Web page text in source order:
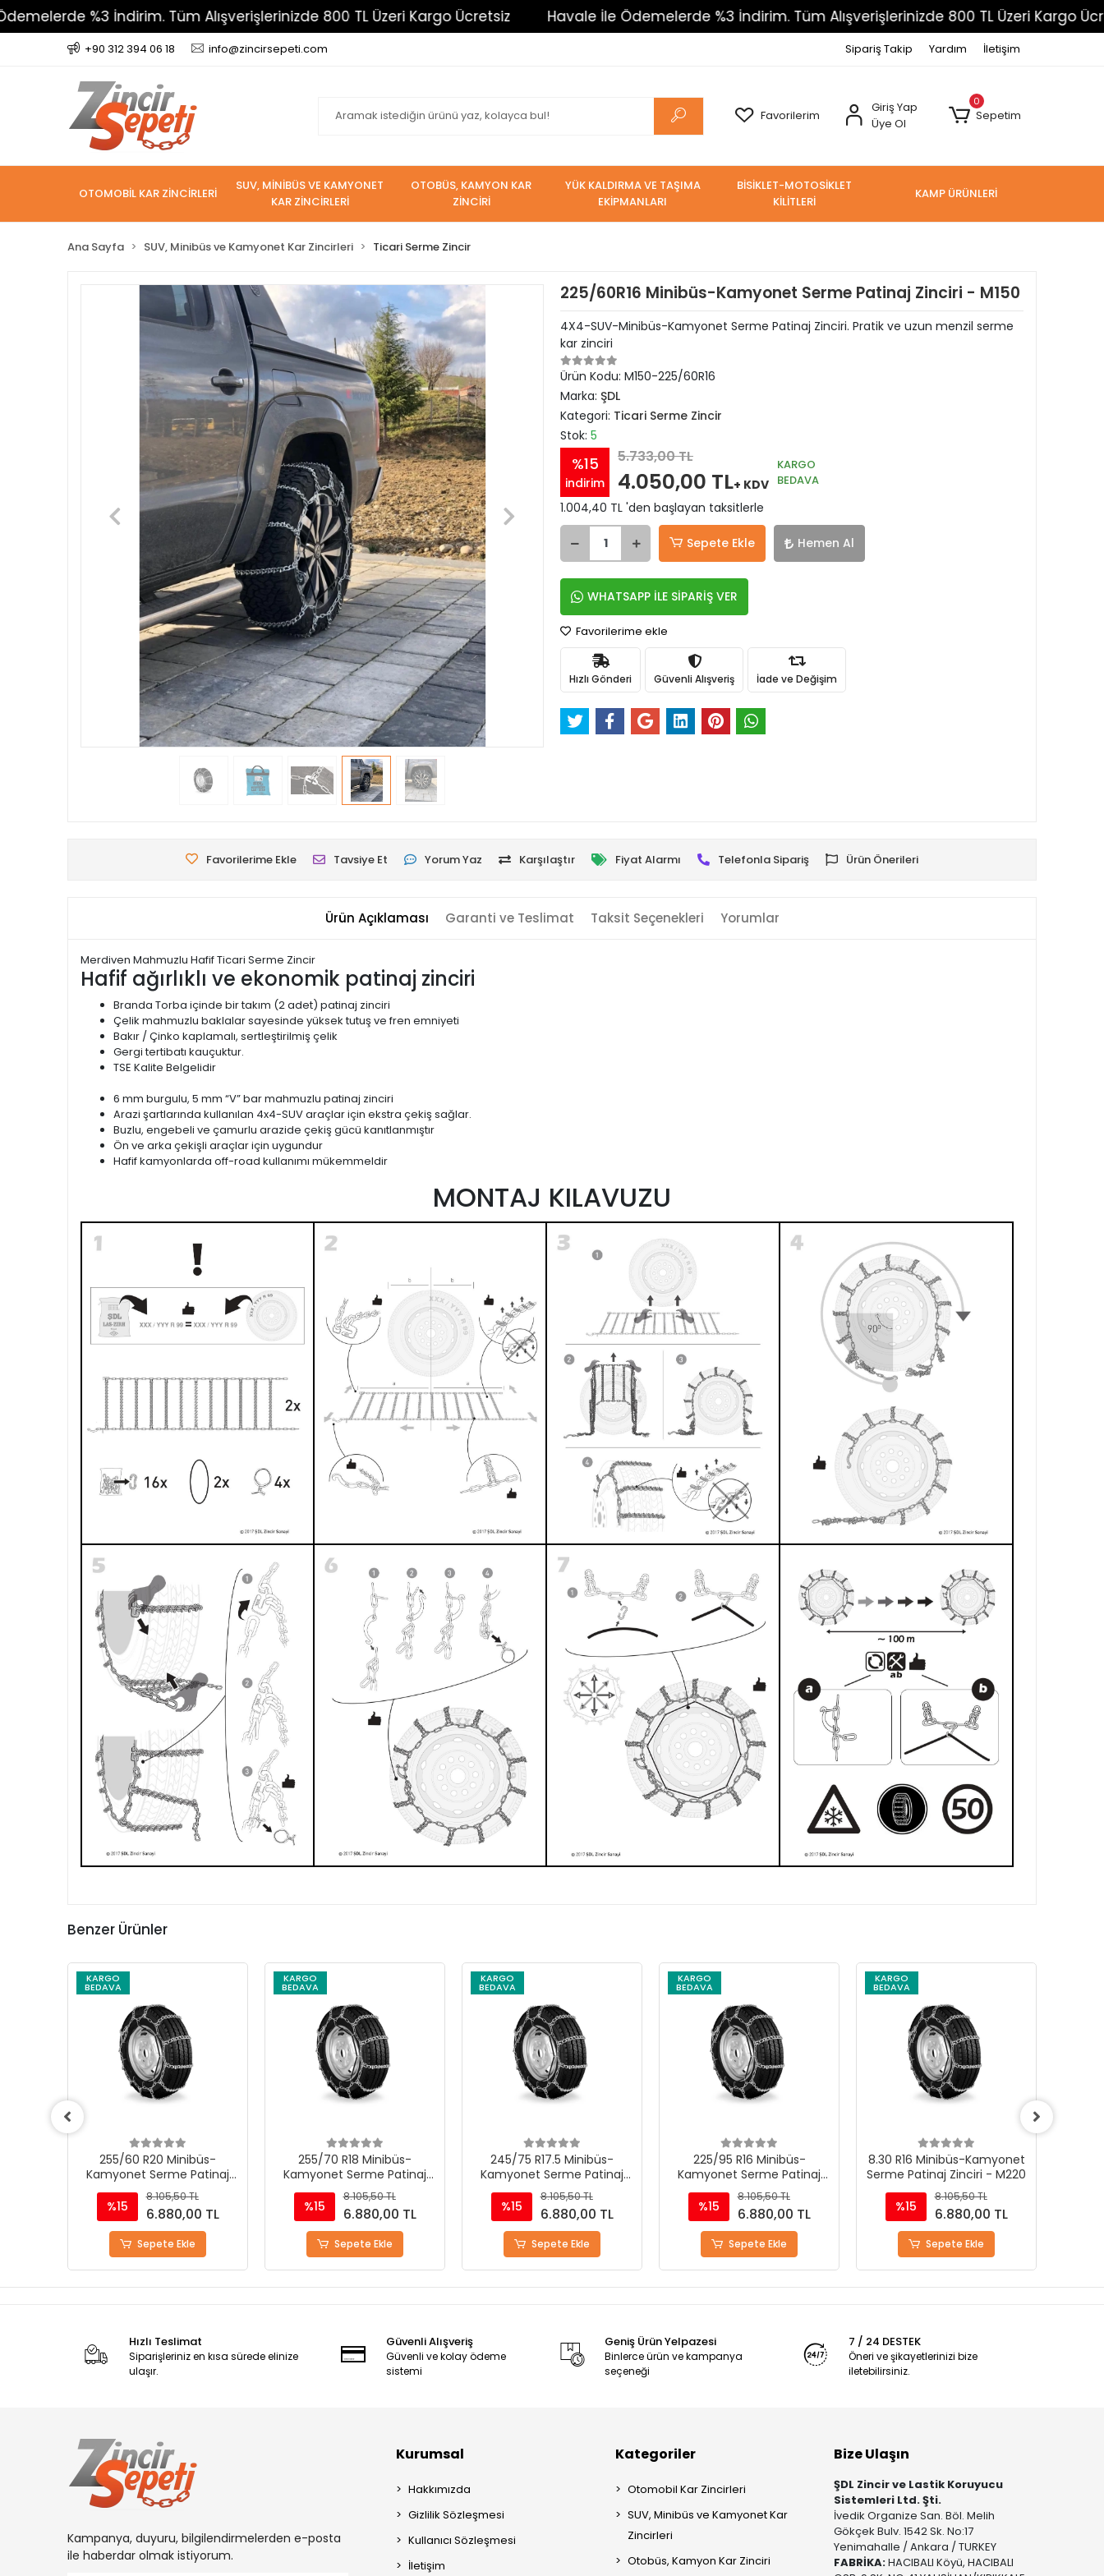
%3 İndirim. Tüm Alışverişlerinizde 800 TL Üzeri Kargo Ücretsiz Havale İle Ödemelerde %3 İndirim. Tüm Alışverişlerinizde 800 TL Üzeri Kargo Ücretsiz
+90 312 394 06 18 info@zincirsepeti.com Sipariş Takip Yardım İletişim
Favorilerim
Giriş Yap
Üye Ol
0
Sepetim
OTOMOBİL KAR ZİNCİRLERİ
SUV, MİNİBÜS VE KAMYONET
KAR ZİNCİRLERİ
OTOBÜS, KAMYON KAR
ZİNCİRİ
YÜK KALDIRMA VE TAŞIMA
EKİPMANLARI
BİSİKLET-MOTOSİKLET
KİLİTLERİ
KAMP ÜRÜNLERİ
Ana Sayfa SUV, Minibüs ve Kamyonet Kar Zincirleri Ticari Serme Zincir
225/60R16 Minibüs-Kamyonet Serme Patinaj Zinciri - M150
4X4-SUV-Minibüs-Kamyonet Serme Patinaj Zinciri. Pratik ve uzun menzil serme
kar zinciri
Ürün Kodu: M150-225/60R16
Marka: ŞDL
Kategori: Ticari Serme Zincir
Stok: 5
%15
indirim
5.733,00 TL
4.050,00 TL+ KDV
KARGO
BEDAVA
1.004,40 TL 'den başlayan taksitlerle
Sepete Ekle Hemen Al
WHATSAPP İLE SİPARİŞ VER
Favorilerime ekle
Hızlı Gönderi Güvenli Alışveriş İade ve Değişim
Favorilerime Ekle Tavsiye Et Yorum Yaz Karşılaştır Fiyat Alarmı Telefonla Sipariş Ürün Önerileri
Ürün Açıklaması Garanti ve Teslimat Taksit Seçenekleri Yorumlar
Merdiven Mahmuzlu Hafif Ticari Serme Zincir
Hafif ağırlıklı ve ekonomik patinaj zinciri
Branda Torba içinde bir takım (2 adet) patinaj zinciri
Çelik mahmuzlu baklalar sayesinde yüksek tutuş ve fren emniyeti
Bakır / Çinko kaplamalı, sertleştirilmiş çelik
Gergi tertibatı kauçuktur.
TSE Kalite Belgelidir
6 mm burgulu, 5 mm “V” bar mahmuzlu patinaj zinciri
Arazi şartlarında kullanılan 4x4-SUV araçlar için ekstra çekiş sağlar.
Buzlu, engebeli ve çamurlu arazide çekiş gücü kanıtlanmıştır
Ön ve arka çekişli araçlar için uygundur
Hafif kamyonlarda off-road kullanımı mükemmeldir
MONTAJ KILAVUZU
Benzer Ürünler
KARGO
BEDAVA
255/60 R20 Minibüs-
Kamyonet Serme Patinaj
Zinciri - M220
%15
8.105,50 TL
6.880,00 TL
Sepete Ekle
KARGO
BEDAVA
255/70 R18 Minibüs-
Kamyonet Serme Patinaj
Zinciri - M220
%15
8.105,50 TL
6.880,00 TL
Sepete Ekle
KARGO
BEDAVA
245/75 R17.5 Minibüs-
Kamyonet Serme Patinaj
Zinciri - M220
%15
8.105,50 TL
6.880,00 TL
Sepete Ekle
KARGO
BEDAVA
225/95 R16 Minibüs-
Kamyonet Serme Patinaj
Zinciri - M220
%15
8.105,50 TL
6.880,00 TL
Sepete Ekle
KARGO
BEDAVA
8.30 R16 Minibüs-Kamyonet
Serme Patinaj Zinciri - M220
%15
8.105,50 TL
6.880,00 TL
Sepete Ekle
Hızlı Teslimat
Siparişleriniz en kısa sürede elinize
ulaşır.
Güvenli Alışveriş
Güvenli ve kolay ödeme
sistemi
Geniş Ürün Yelpazesi
Binlerce ürün ve kampanya
seçeneği
7 / 24 DESTEK
Öneri ve şikayetlerinizi bize
iletebilirsiniz.
Kampanya, duyuru, bilgilendirmelerden e-posta
ile haberdar olmak istiyorum.
Kurumsal
Hakkımızda
Gizlilik Sözleşmesi
Kullanıcı Sözleşmesi
İletişim
Kategoriler
Otomobil Kar Zincirleri
SUV, Minibüs ve Kamyonet Kar
Zincirleri
Otobüs, Kamyon Kar Zinciri
Bize Ulaşın
ŞDL Zincir ve Lastik Koruyucu
Sistemleri Ltd. Şti.
İvedik Organize San. Böl. Melih
Gökçek Bulv. 1542 Sk. No:17
Yenimahalle / Ankara / TURKEY
FABRİKA:HACIBALI Köyü, HACIBALI